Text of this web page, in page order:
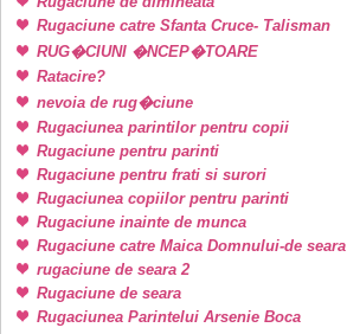
Rugaciune catre Sfanta Cruce- Talisman
RUG�CIUNI �NCEP�TOARE
Ratacire?
nevoia de rug�ciune
Rugaciunea parintilor pentru copii
Rugaciune pentru parinti
Rugaciune pentru frati si surori
Rugaciunea copiilor pentru parinti
Rugaciune inainte de munca
Rugaciune catre Maica Domnului-de seara
rugaciune de seara 2
Rugaciune de seara
Rugaciunea Parintelui Arsenie Boca